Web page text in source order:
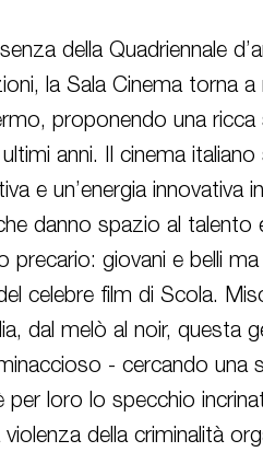
della Quadriennale
la Sala Cinema torna a
proponendo una ricca
anni. Il cinema italiano
e un’energia innovativa
danno spazio al talento
giovani e belli
celebre film di Scola.
dal melò al noir, questa
- cercando una
loro lo specchio
della criminalità